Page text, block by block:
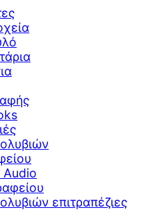
Audio
επιτραπέζιες